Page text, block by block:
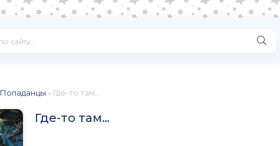
Попаданцы » Где-то там…
Где-то там…